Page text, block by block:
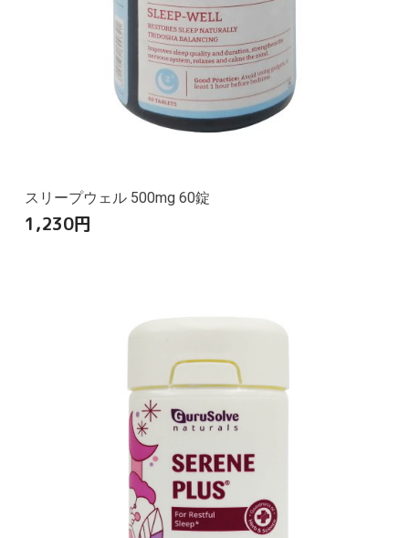
スリープウェル 500mg 60錠
1,230円